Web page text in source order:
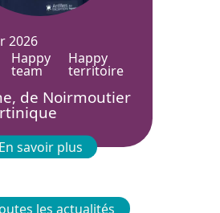
2026
Happy
team
Happy
territoire
de Noirmoutier
En savoir plus
les actualités